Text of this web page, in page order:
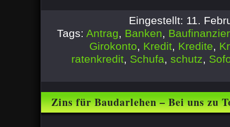
Eingestellt: 11.
Tags: Antrag, Banken,
Girokonto, Kredit, Kredite,
ratenkredit, Schufa, schutz,
Zins für Baudarlehen – Bei uns zu